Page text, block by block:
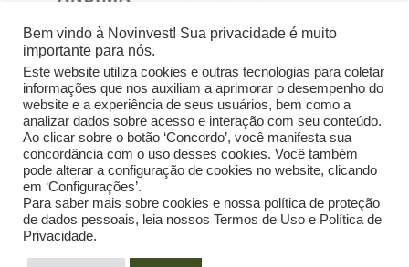
Bem vindo à Novinvest! Sua privacidade é muito
importante para nós.
Este website utiliza cookies e outras tecnologias para coletar
informações que nos auxiliam a aprimorar o desempenho do
website e a experiência de seus usuários, bem como a
analizar dados sobre acesso e interação com seu conteúdo.
Ao clicar sobre o botão ‘Concordo’, você manifesta sua
concordância com o uso desses cookies. Você também
pode alterar a configuração de cookies no website, clicando
em ‘Configurações’.
Para saber mais sobre cookies e nossa política de proteção
de dados pessoais, leia nossos Termos de Uso e Política de
Privacidade.